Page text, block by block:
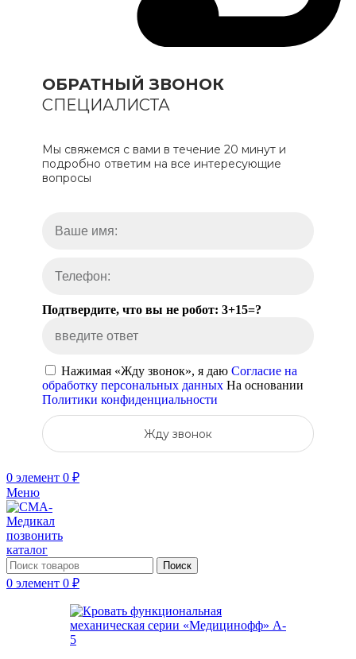
ОБРАТНЫЙ ЗВОНОК
СПЕЦИАЛИСТА
Мы свяжемся с вами в течение 20 минут и
подробно ответим на все интересующие
вопросы
Подтвердите, что вы не робот: 3+15=?
Нажимая «Жду звонок», я даю Согласие на
обработку персональных данных На основании
Политики конфиденциальности
Жду звонок
0 элемент 0 ₽
Меню
позвонить
каталог
Поиск
0 элемент 0 ₽